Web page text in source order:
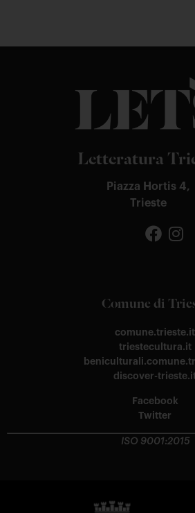
Letteratura
Piazza Hortis 4,
Trieste
Comune di
comune.trieste.it
triestecultura.it
discover-
Facebook
Twitter
ISO 9001:2015